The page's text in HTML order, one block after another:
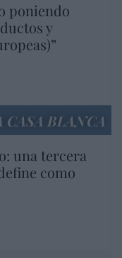
poniendo
y
CASA BLANCA
una tercera
como